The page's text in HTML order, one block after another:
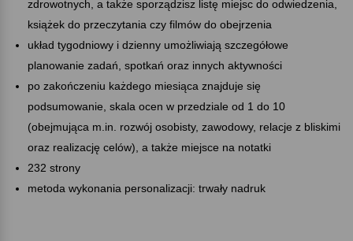
zdrowotnych, a także sporządzisz listę miejsc do odwiedzenia,
książek do przeczytania czy filmów do obejrzenia
układ tygodniowy i dzienny umożliwiają szczegółowe
planowanie zadań, spotkań oraz innych aktywności
po zakończeniu każdego miesiąca znajduje się
podsumowanie, skala ocen w przedziale od 1 do 10
(obejmująca m.in. rozwój osobisty, zawodowy, relacje z bliskimi
oraz realizację celów), a także miejsce na notatki
232 strony
metoda wykonania personalizacji: trwały nadruk